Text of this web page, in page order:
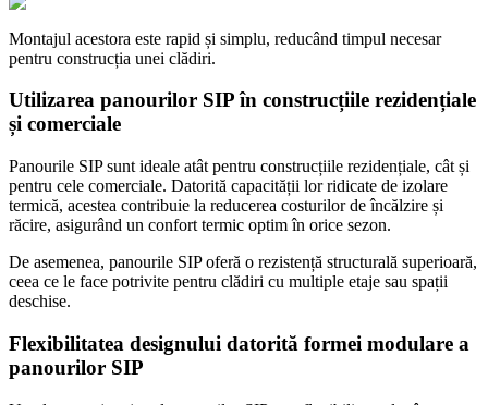
Montajul acestora este rapid și simplu, reducând timpul necesar
pentru construcția unei clădiri.
Utilizarea panourilor SIP în construcțiile rezidențiale
și comerciale
Panourile SIP sunt ideale atât pentru construcțiile rezidențiale, cât și
pentru cele comerciale. Datorită capacității lor ridicate de izolare
termică, acestea contribuie la reducerea costurilor de încălzire și
răcire, asigurând un confort termic optim în orice sezon.
De asemenea, panourile SIP oferă o rezistență structurală superioară,
ceea ce le face potrivite pentru clădiri cu multiple etaje sau spații
deschise.
Flexibilitatea designului datorită formei modulare a
panourilor SIP